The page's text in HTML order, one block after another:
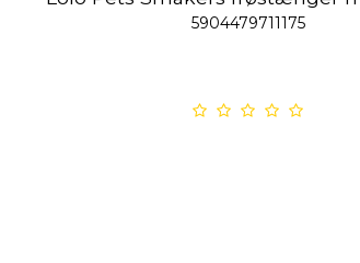
5904479711175